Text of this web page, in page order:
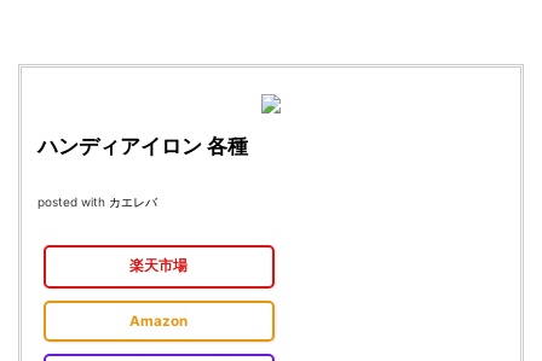
ハンディアイロン 各種
posted with カエレバ
楽天市場
Amazon